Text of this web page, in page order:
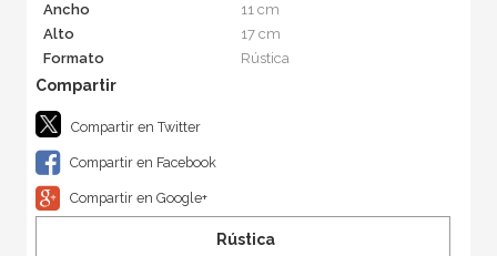
Ancho
11 cm
Alto
17 cm
Formato
Rústica
Compartir en Twitter
Compartir en Facebook
Compartir en Google+
Rústica